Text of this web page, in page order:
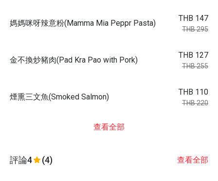
媽媽咪呀辣意粉(Mamma Mia Peppr Pasta)
THB 147
THB 295
金不換炒豬肉(Pad Kra Pao with Pork)
THB 127
THB 255
煙熏三文魚(Smoked Salmon)
THB 110
THB 220
查看全部
評論4 (4) 查看全部